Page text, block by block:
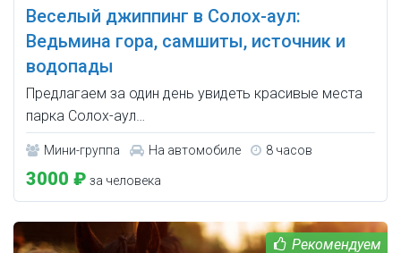
Веселый джиппинг в Солох-аул:
Ведьмина гора, самшиты, источник и
водопады
Предлагаем за один день увидеть красивые места
парка Солох-аул…
Мини-группа На автомобиле 8 часов
3000 ₽ за человека